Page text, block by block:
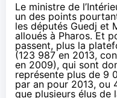
Le ministre de
un des points
les députés Guedj et
alloués à Pharos. Et
passent, plus la
(123 987 en 2013,
en 2009), qui sont
représente plus de 9
par an pour 2013, ou
que plusieurs élus de